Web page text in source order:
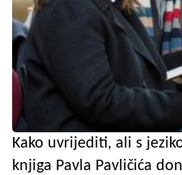
Kako uvrijediti, ali s
knjiga Pavla Pavličića